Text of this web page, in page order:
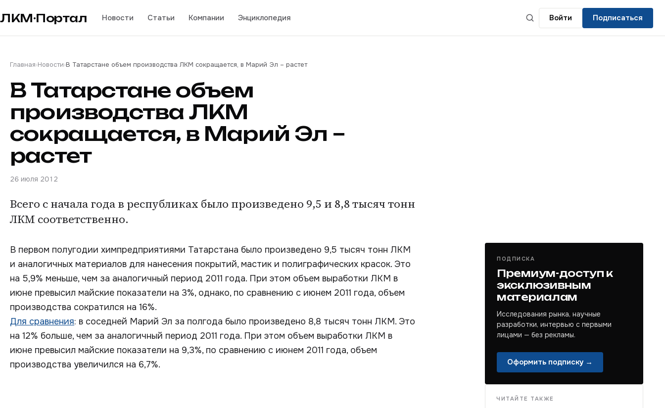
ЛКМ·Портал Новости Статьи Компании Энциклопедия Войти Подписаться
Главная›Новости›В Татарстане объем производства ЛКМ сокращается, в Марий Эл – растет
В Татарстане объем
производства ЛКМ
сокращается, в Марий Эл –
растет
26 июля 2012
Всего с начала года в республиках было произведено 9,5 и 8,8 тысяч тонн
ЛКМ соответственно.
В первом полугодии химпредприятиями Татарстана было произведено 9,5 тысяч тонн ЛКМ
и аналогичных материалов для нанесения покрытий, мастик и полиграфических красок. Это
на 5,9% меньше, чем за аналогичный период 2011 года. При этом объем выработки ЛКМ в
июне превысил майские показатели на 3%, однако, по сравнению с июнем 2011 года, объем
производства сократился на 16%.
Для сравнения: в соседней Марий Эл за полгода было произведено 8,8 тысяч тонн ЛКМ. Это
на 12% больше, чем за аналогичный период 2011 года. При этом объем выработки ЛКМ в
июне превысил майские показатели на 9,3%, по сравнению с июнем 2011 года, объем
производства увеличился на 6,7%.
ПОДПИСКА
Премиум-доступ к
эксклюзивным
материалам
Исследования рынка, научные
разработки, интервью с первыми
лицами — без рекламы.
Оформить подписку →
ЧИТАЙТЕ ТАКЖЕ